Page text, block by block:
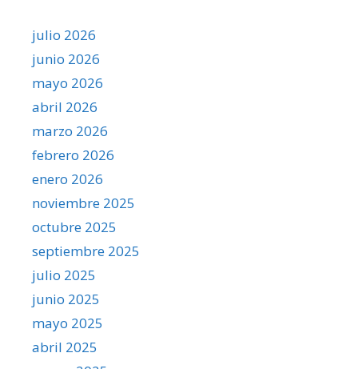
julio 2026
junio 2026
mayo 2026
abril 2026
marzo 2026
febrero 2026
enero 2026
noviembre 2025
octubre 2025
septiembre 2025
julio 2025
junio 2025
mayo 2025
abril 2025